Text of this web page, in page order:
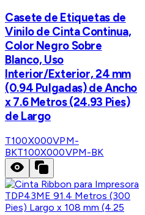
Casete de Etiquetas de
Vinilo de Cinta Continua,
Color Negro Sobre
Blanco, Uso
Interior/Exterior, 24 mm
(0.94 Pulgadas) de Ancho
x 7.6 Metros (24.93 Pies)
de Largo
T100X000VPM-
BKT100X000VPM-BK